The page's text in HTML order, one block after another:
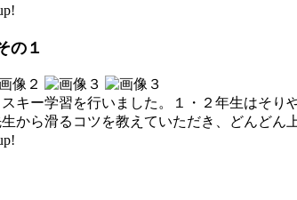
の１
キー学習を行いました。１・２年生はそり
から滑るコツを教えていただき、どんどん